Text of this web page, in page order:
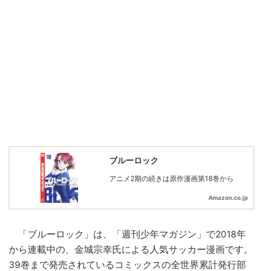
ブルーロック
アニメ2期の続きは原作漫画第18巻から
Amazon.co.jp
「ブルーロック」は、「週刊少年マガジン」で2018年
から連載中の、金城宗幸氏による人気サッカー漫画です。
39巻まで発売されているコミックスの全世界累計発行部